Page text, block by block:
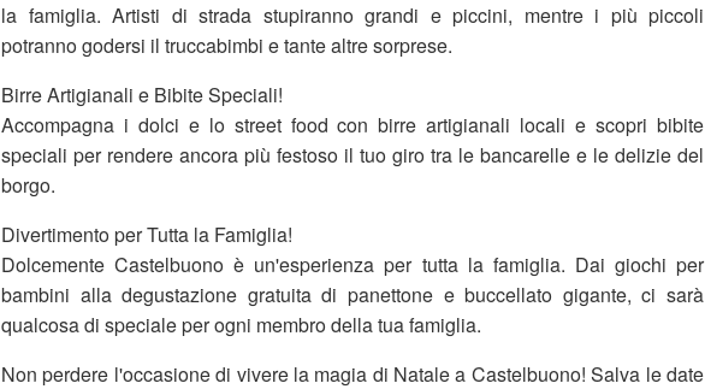
la famiglia. Artisti di strada stupiranno grandi e piccini, mentre i più piccoli
potranno godersi il truccabimbi e tante altre sorprese.
Birre Artigianali e Bibite Speciali!
Accompagna i dolci e lo street food con birre artigianali locali e scopri bibite
speciali per rendere ancora più festoso il tuo giro tra le bancarelle e le delizie del
borgo.
Divertimento per Tutta la Famiglia!
Dolcemente Castelbuono è un'esperienza per tutta la famiglia. Dai giochi per
bambini alla degustazione gratuita di panettone e buccellato gigante, ci sarà
qualcosa di speciale per ogni membro della tua famiglia.
Non perdere l'occasione di vivere la magia di Natale a Castelbuono! Salva le date